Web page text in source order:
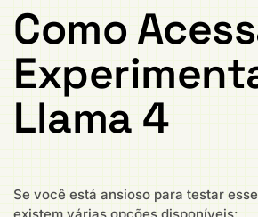
Como
Llama 4
Se você está ansioso para testar